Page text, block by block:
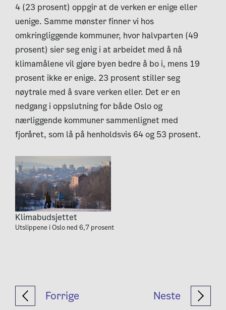
4 (23 prosent) oppgir at de verken er enige eller
uenige. Samme mønster finner vi hos
omkringliggende kommuner, hvor halvparten (49
prosent) sier seg enig i at arbeidet med å nå
klimamålene vil gjøre byen bedre å bo i, mens 19
prosent ikke er enige. 23 prosent stiller seg
nøytrale med å svare verken eller. Det er en
nedgang i oppslutning for både Oslo og
nærliggende kommuner sammenlignet med
fjoråret, som lå på henholdsvis 64 og 53 prosent.
Klimabudsjettet
Utslippene i Oslo ned 6,7 prosent
Forrige Neste